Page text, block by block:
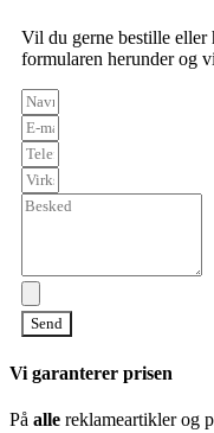
Vil du gerne bestille eller
formularen herunder og
Send
Vi garanterer prisen
På alle reklameartikler og